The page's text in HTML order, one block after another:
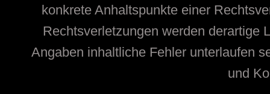
konkrete Anhaltspunkte einer
Rechtsverletzungen werden derartige
Angaben inhaltliche Fehler unterlaufen
und